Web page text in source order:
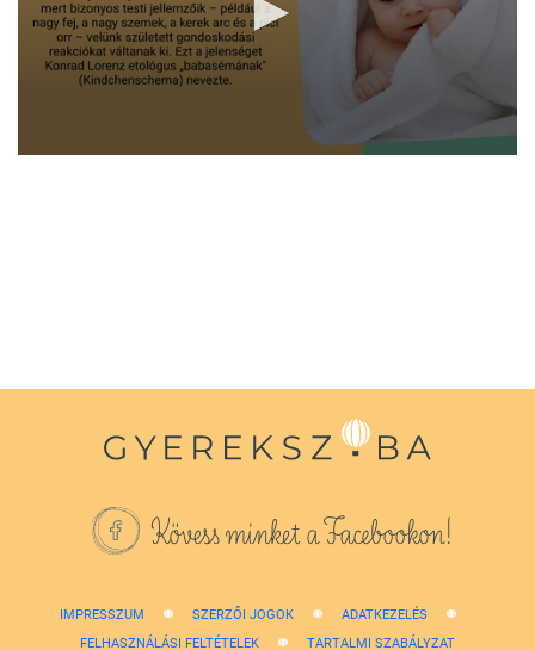
Kövess minket a Facebookon!
IMPRESSZUM SZERZŐI JOGOK
ADATKEZELÉS
FELHASZNÁLÁSI FELTÉTELEK
TARTALMI SZABÁLYZAT